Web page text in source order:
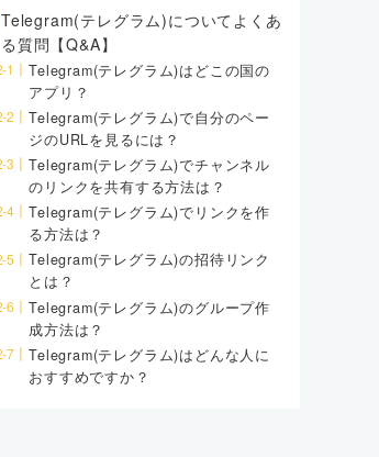
Telegram(テレグラム)についてよくあ
る質問【Q&A】
Telegram(テレグラム)はどこの国の
アプリ？
Telegram(テレグラム)で自分のペー
ジのURLを見るには？
Telegram(テレグラム)でチャンネル
のリンクを共有する方法は？
Telegram(テレグラム)でリンクを作
る方法は？
Telegram(テレグラム)の招待リンク
とは？
Telegram(テレグラム)のグループ作
成方法は？
Telegram(テレグラム)はどんな人に
おすすめですか？